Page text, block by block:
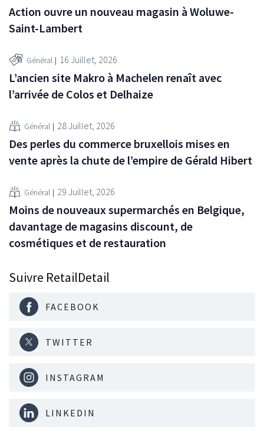
Action ouvre un nouveau magasin à Woluwe-
Saint-Lambert
Général 16 Juillet, 2026
L’ancien site Makro à Machelen renaît avec
l’arrivée de Colos et Delhaize
Général 28 Juillet, 2026
Des perles du commerce bruxellois mises en
vente après la chute de l’empire de Gérald Hibert
Général 29 Juillet, 2026
Moins de nouveaux supermarchés en Belgique,
davantage de magasins discount, de
cosmétiques et de restauration
Suivre RetailDetail
FACEBOOK
TWITTER
INSTAGRAM
LINKEDIN